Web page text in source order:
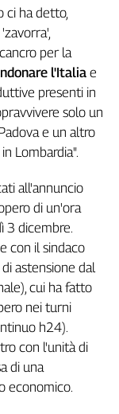
ci ha detto,
per la
l'Italia e
presenti in
solo un
e un altro
Lombardia".
all'annuncio
di un'ora
3 dicembre.
con il sindaco
astensione dal
cui ha fatto
nei turni
h24).
con l'unità di
di una
economico.